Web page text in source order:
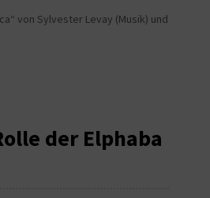
von Sylvester Levay (Musik) und
der Elphaba